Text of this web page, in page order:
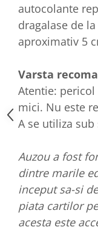
autocolante
dragalase de
aproximativ 5
Varsta
Atentie:
mici. Nu este
A se utiliza
Auzou a fost
dintre marile
inceput sa-si
piata cartilor
acesta este